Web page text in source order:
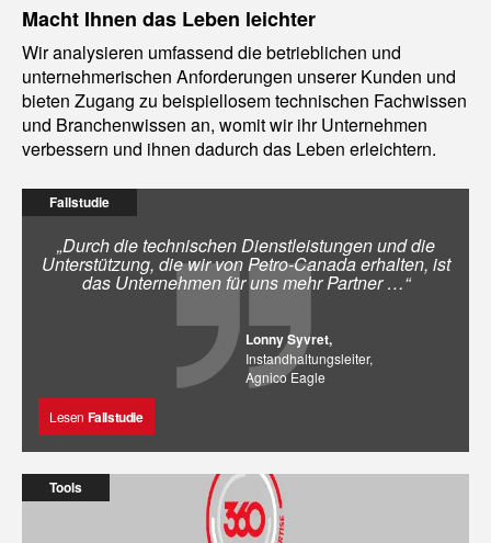
Macht Ihnen das Leben leichter
Wir analysieren umfassend die betrieblichen und
unternehmerischen Anforderungen unserer Kunden und
bieten Zugang zu beispiellosem technischen Fachwissen
und Branchenwissen an, womit wir ihr Unternehmen
verbessern und ihnen dadurch das Leben erleichtern.
Fallstudie
„Durch die technischen Dienstleistungen und die
Unterstützung, die wir von Petro-Canada erhalten, ist
das Unternehmen für uns mehr Partner …“
Lonny Syvret,
Instandhaltungsleiter,
Agnico Eagle
Lesen Fallstudie
Tools